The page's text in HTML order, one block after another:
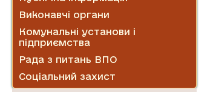
Виконавчі органи
Комунальні установи і
підприємства
Рада з питань ВПО
Соціальний захист